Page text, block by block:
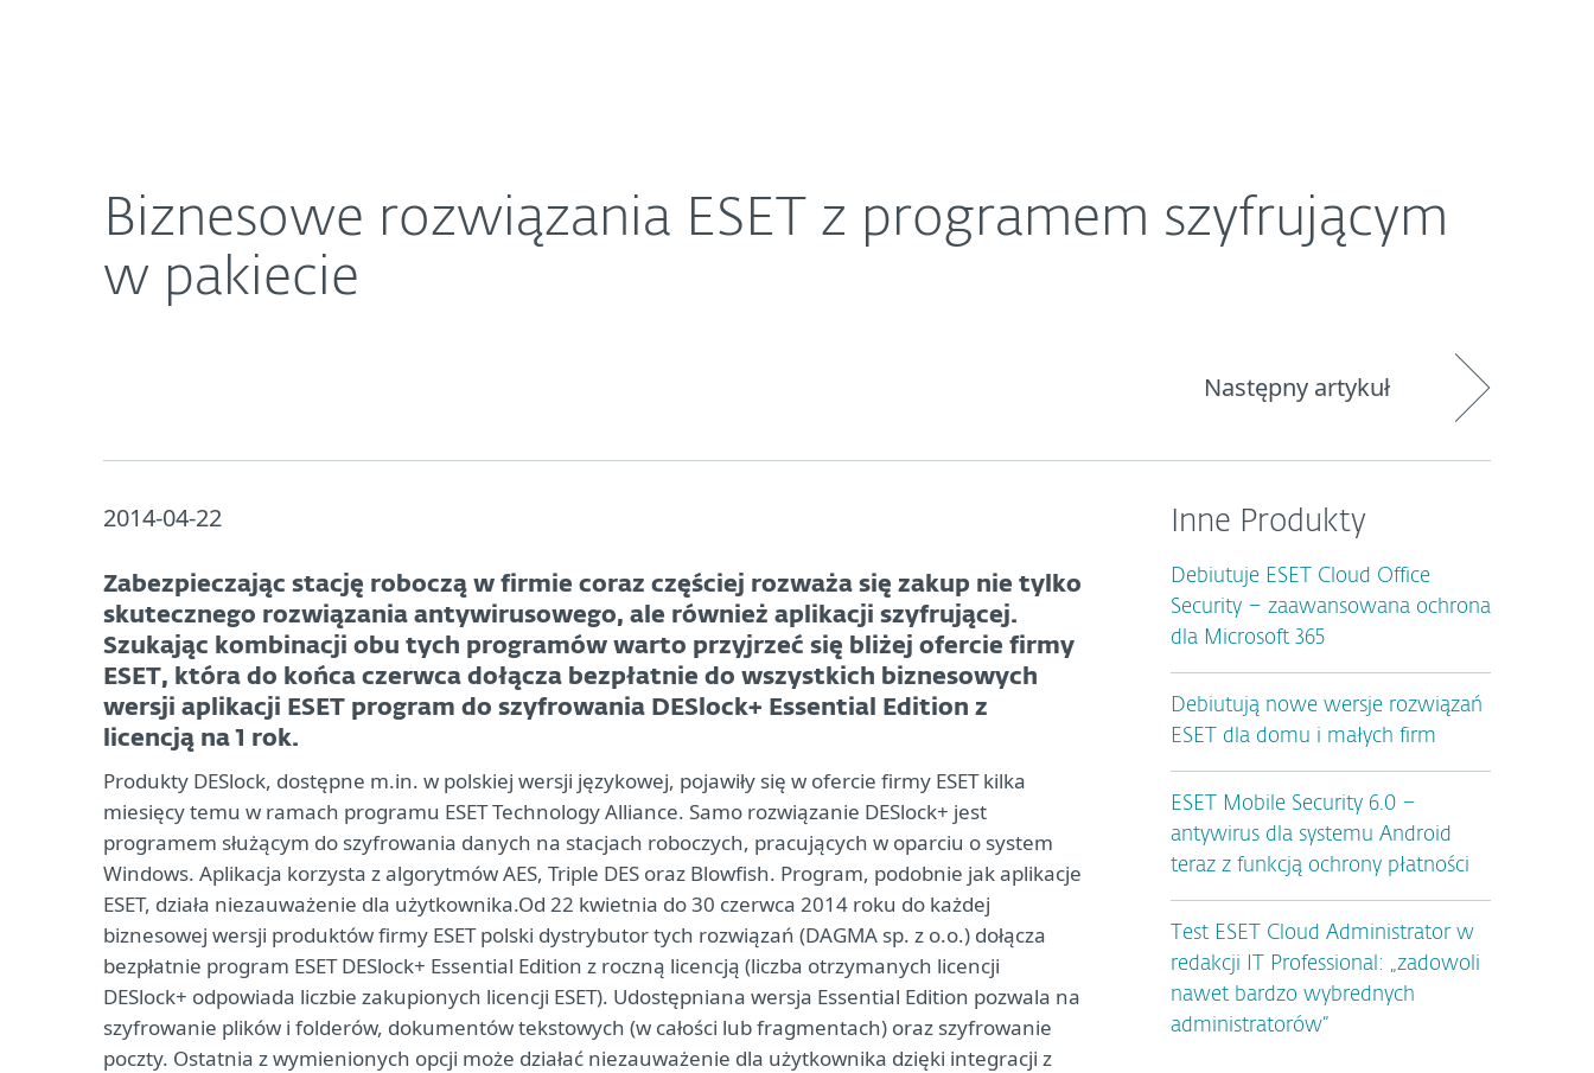
Biznesowe rozwiązania ESET z programem szyfrującym
w pakiecie
Następny artykuł
2014-04-22
Zabezpieczając stację roboczą w firmie coraz częściej rozważa się zakup nie tylko
skutecznego rozwiązania antywirusowego, ale również aplikacji szyfrującej.
Szukając kombinacji obu tych programów warto przyjrzeć się bliżej ofercie firmy
ESET, która do końca czerwca dołącza bezpłatnie do wszystkich biznesowych
wersji aplikacji ESET program do szyfrowania DESlock+ Essential Edition z
licencją na 1 rok.
Produkty DESlock, dostępne m.in. w polskiej wersji językowej, pojawiły się w ofercie firmy ESET kilka
miesięcy temu w ramach programu ESET Technology Alliance. Samo rozwiązanie DESlock+ jest
programem służącym do szyfrowania danych na stacjach roboczych, pracujących w oparciu o system
Windows. Aplikacja korzysta z algorytmów AES, Triple DES oraz Blowfish. Program, podobnie jak aplikacje
ESET, działa niezauważenie dla użytkownika.Od 22 kwietnia do 30 czerwca 2014 roku do każdej
biznesowej wersji produktów firmy ESET polski dystrybutor tych rozwiązań (DAGMA sp. z o.o.) dołącza
bezpłatnie program ESET DESlock+ Essential Edition z roczną licencją (liczba otrzymanych licencji
DESlock+ odpowiada liczbie zakupionych licencji ESET). Udostępniana wersja Essential Edition pozwala na
szyfrowanie plików i folderów, dokumentów tekstowych (w całości lub fragmentach) oraz szyfrowanie
poczty. Ostatnia z wymienionych opcji może działać niezauważenie dla użytkownika dzięki integracji z
Inne Produkty
Debiutuje ESET Cloud Office
Security – zaawansowana ochrona
dla Microsoft 365
Debiutują nowe wersje rozwiązań
ESET dla domu i małych firm
ESET Mobile Security 6.0 –
antywirus dla systemu Android
teraz z funkcją ochrony płatności
Test ESET Cloud Administrator w
redakcji IT Professional: „zadowoli
nawet bardzo wybrednych
administratorów”